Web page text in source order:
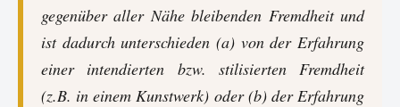
gegenüber aller Nähe bleibenden Fremdheit und
ist dadurch unterschieden (a) von der Erfahrung
einer intendierten bzw. stilisierten Fremdheit
(z.B. in einem Kunstwerk) oder (b) der Erfahrung